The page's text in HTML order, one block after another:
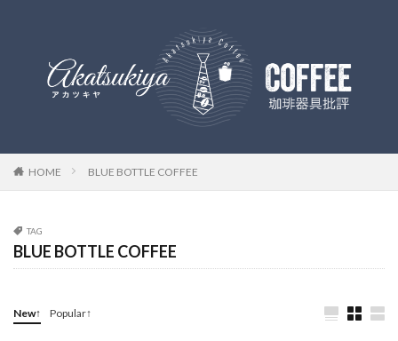
HOME BLUE BOTTLE COFFEE
TAG
BLUE BOTTLE COFFEE
New↑ Popular↑